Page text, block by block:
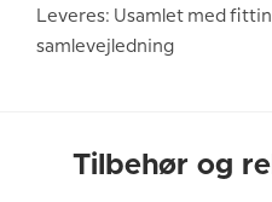
Leveres: Usamlet med
samlevejledning
Tilbehør og